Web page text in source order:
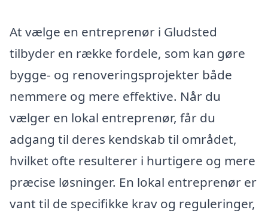
At vælge en entreprenør i Gludsted
tilbyder en række fordele, som kan gøre
bygge- og renoveringsprojekter både
nemmere og mere effektive. Når du
vælger en lokal entreprenør, får du
adgang til deres kendskab til området,
hvilket ofte resulterer i hurtigere og mere
præcise løsninger. En lokal entreprenør er
vant til de specifikke krav og reguleringer,